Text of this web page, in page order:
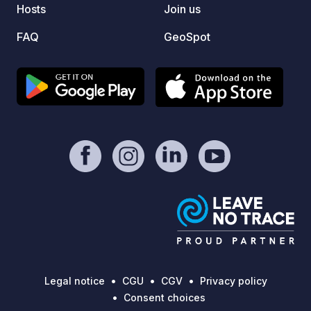
Hosts
FAQ
Join us
GeoSpot
Legal notice CGU CGV
Privacy policy
Consent choices